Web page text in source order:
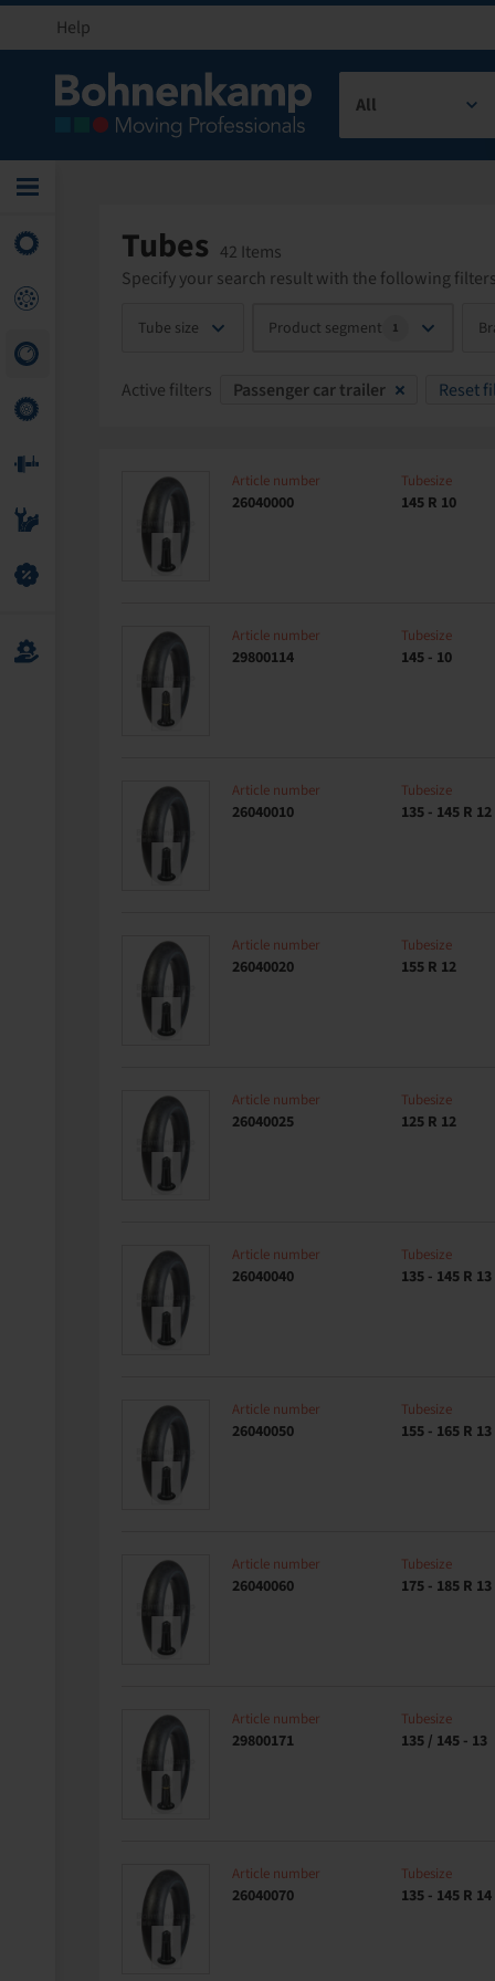
Help
All
Tubes 42 Items
Specify your search result with the following
Tube size Product segment 1
Active filters Passenger car trailer Reset
Article number
26040000
Tubesize
145 R 10
Article number
29800114
Tubesize
145 - 10
Article number
26040010
Tubesize
135 - 145 R 12
Article number
26040020
Tubesize
155 R 12
Article number
26040025
Tubesize
125 R 12
Article number
26040040
Tubesize
135 - 145 R 13
Article number
26040050
Tubesize
155 - 165 R 13
Article number
26040060
Tubesize
175 - 185 R 13
Article number
29800171
Tubesize
135 / 145 - 13
Article number
26040070
Tubesize
135 - 145 R 14